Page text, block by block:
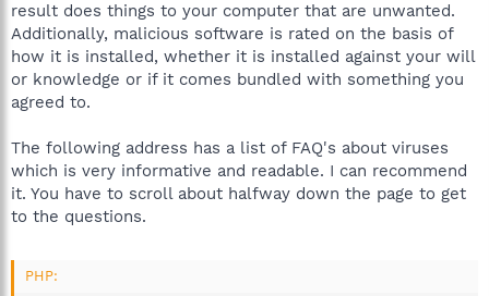
result does things to your computer that are unwanted.
Additionally, malicious software is rated on the basis of
how it is installed, whether it is installed against your will
or knowledge or if it comes bundled with something you
agreed to.
The following address has a list of FAQ's about viruses
which is very informative and readable. I can recommend
it. You have to scroll about halfway down the page to get
to the questions.
PHP: